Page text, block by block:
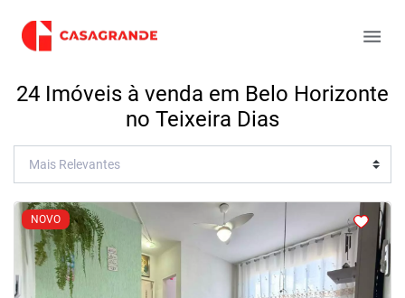
24 Imóveis à venda em Belo Horizonte
no Teixeira Dias
NOVO
<<<